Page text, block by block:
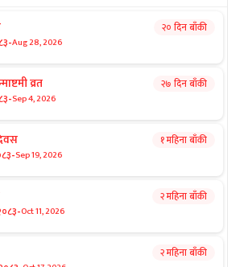
-Aug 28, 2026
२० दिन बाँकी
व्रत
-Sep 4, 2026
२७ दिन बाँकी
-Sep 19, 2026
१ महिना बाँकी
-Oct 11, 2026
२ महिना बाँकी
२ महिना बाँकी